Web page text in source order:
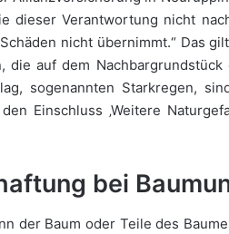
dieser Verantwortung nicht
nicht übernimmt.“ Das
auf dem Nachbargrundstück
sogenannten Starkregen,
Einschluss ‚Weitere
bei
der Baum oder Teile des